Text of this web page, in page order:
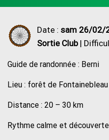
Date : sam 26/02/
Sortie Club|
Guide de randonnée : Berni
Lieu : forêt de Fontainebleau
Distance : 20 – 30 km
Rythme calme et